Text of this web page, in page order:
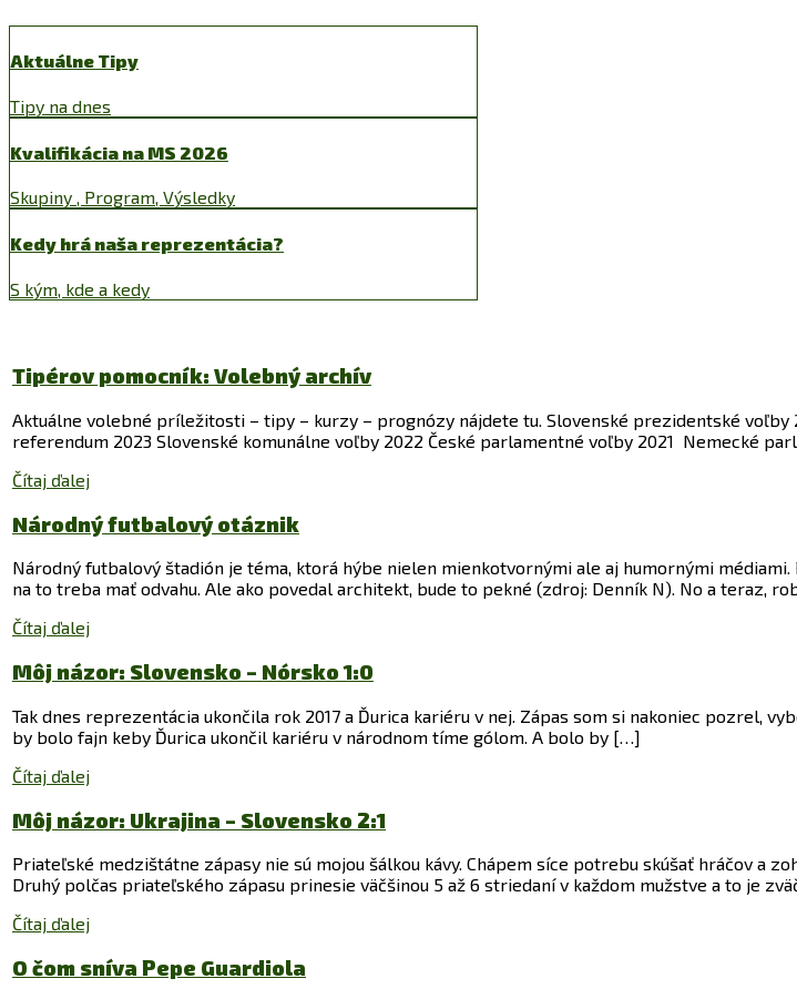
Aktuálne Tipy
Tipy na dnes
Kvalifikácia na MS 2026
Skupiny , Program, Výsledky
Kedy hrá naša reprezentácia?
S kým, kde a kedy
Tipérov pomocník: Volebný archív
Aktuálne volebné príležitosti – tipy – kurzy – prognózy nájdete tu. Slovenské prezidentské
referendum 2023 Slovenské komunálne voľby 2022 České parlamentné voľby 2021 Nemecké
Čítaj ďalej
Národný futbalový otáznik
Národný futbalový štadión je téma, ktorá hýbe nielen mienkotvornými ale aj humornými
na to treba mať odvahu. Ale ako povedal architekt, bude to pekné (zdroj: Denník N). No a teraz,
Čítaj ďalej
Môj názor: Slovensko – Nórsko 1:0
Tak dnes reprezentácia ukončila rok 2017 a Ďurica kariéru v nej. Zápas som si nakoniec pozrel,
by bolo fajn keby Ďurica ukončil kariéru v národnom tíme gólom. A bolo by […]
Čítaj ďalej
Môj názor: Ukrajina – Slovensko 2:1
Priateľské medzištátne zápasy nie sú mojou šálkou kávy. Chápem síce potrebu skúšať hráčov a
Druhý polčas priateľského zápasu prinesie väčšinou 5 až 6 striedaní v každom mužstve a to je
Čítaj ďalej
O čom sníva Pepe Guardiola